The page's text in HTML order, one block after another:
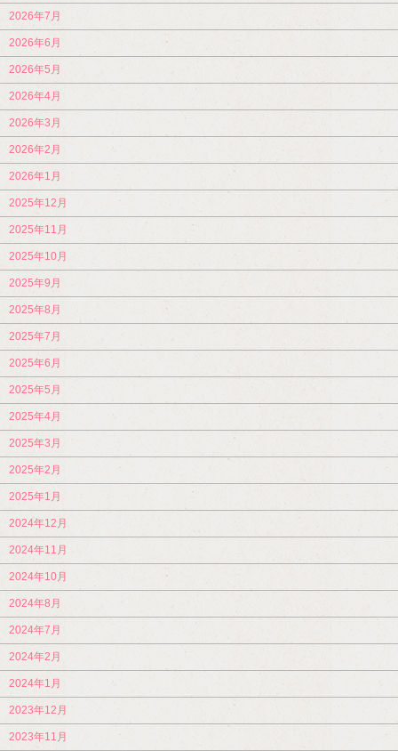
2026年7月
2026年6月
2026年5月
2026年4月
2026年3月
2026年2月
2026年1月
2025年12月
2025年11月
2025年10月
2025年9月
2025年8月
2025年7月
2025年6月
2025年5月
2025年4月
2025年3月
2025年2月
2025年1月
2024年12月
2024年11月
2024年10月
2024年8月
2024年7月
2024年2月
2024年1月
2023年12月
2023年11月